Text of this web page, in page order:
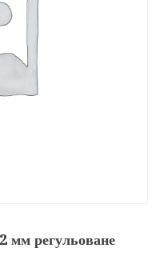
мм регульоване